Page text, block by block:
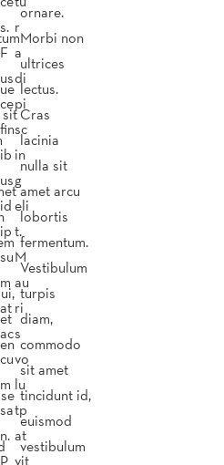
s.
F
us
ce
fin
ib
us
id
ip
su
m
at
ac
cu
m
sa
n.
P
sit
ornare.
Morbi non
ultrices
lectus.
Cras
lacinia
nulla sit
amet arcu
lobortis
fermentum.
Vestibulum
turpis
diam,
commodo
sit amet
tincidunt id,
euismod
vestibulum
r
a
di
pi
sc
in
g
eli
t.
M
au
ri
s
vo
lu
tp
at
vit